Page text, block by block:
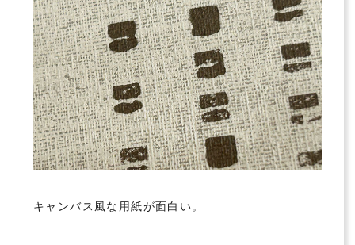
キャンバス風な用紙が面白い。